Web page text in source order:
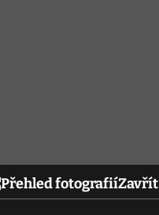
Přehled fotografiíZavřít